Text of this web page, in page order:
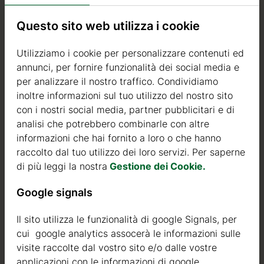
Pavimento
(optional)
Pareti
Tavole 44 mm
Numero posti auto
1
Metri quadri del
tetto
Metri quadri esterni
22
Metri quadri interni
19
Oleandro su misura
di 2
Questo sito web utilizza i cookie
Utilizziamo i cookie per personalizzare contenuti ed
annunci, per fornire funzionalità dei social media e
per analizzare il nostro traffico. Condividiamo
inoltre informazioni sul tuo utilizzo del nostro sito
con i nostri social media, partner pubblicitari e di
analisi che potrebbero combinarle con altre
informazioni che hai fornito a loro o che hanno
raccolto dal tuo utilizzo dei loro servizi. Per saperne
di più leggi la nostra Gestione dei Cookie.
Google signals
Il sito utilizza le funzionalità di google Signals, per
cui google analytics assocerà le informazioni sulle
visite raccolte dal vostro sito e/o dalle vostre
applicazioni con le informazioni di google